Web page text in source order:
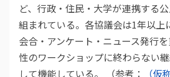
ど、行政・住民・大学が連携する
組まれている。各協議会は1年以上
会合・アンケート・ニュース発行
性のワークショップに終わらない
して機能している。 （参考：
（